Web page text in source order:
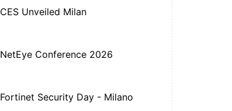
CES Unveiled Milan
NetEye Conference 2026
Fortinet Security Day - Milano